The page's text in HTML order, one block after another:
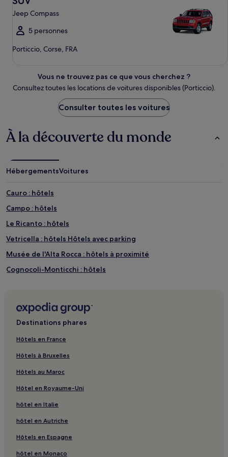
Jeep Compass
5 personnes
Porticcio, Corse, FRA
Vous ne trouvez pas ce que vous cherchez ?
Consultez toutes les locations de voitures disponibles (Porticcio).
Consulter toutes les voitures
À la découverte du monde
HébergementsVoitures
Cauro : hôtels
Campo : hôtels
Le Ricanto : hôtels
Vetricella : hôtels Hôtels avec parking
Musée de l'Alta Rocca : hôtels à proximité
Cognocoli-Monticchi : hôtels
Plage de Porto Pollo : hôtels à proximité
Propriano : hôtels Hôtels avec parking
Propriano : hôtels Hôtels d’affaires
Propriano : hôtels
Ajaccio : hôtels Hôtels avec parking
Ajaccio : hôtels Hôtels avec centre de fitness
Ajaccio : hôtels
Corse-Du-Sud : hôtels Hôtels avec piscine
Destinations phares
Hôtels en France
Hôtels à Bruxelles
Hôtels au Maroc
Hôtel en Royaume-Uni
hôtel en Italie
hôtel en Autriche
Hôtels en Espagne
hôtel en Monaco